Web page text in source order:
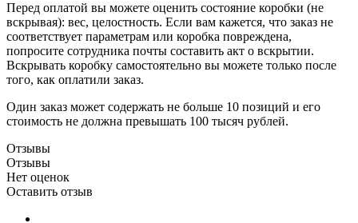
Перед оплатой вы можете оценить состояние коробки (не
вскрывая): вес, целостность. Если вам кажется, что заказ не
соответствует параметрам или коробка повреждена,
попросите сотрудника почты составить акт о вскрытии.
Вскрывать коробку самостоятельно вы можете только после
того, как оплатили заказ.
Один заказ может содержать не больше 10 позиций и его
стоимость не должна превышать 100 тысяч рублей.
Отзывы
Отзывы
Нет оценок
Оставить отзыв